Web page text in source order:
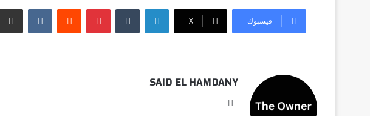
فيسبوك ‫X
لينكدإن بينتيريست
SAID EL HAMDANY